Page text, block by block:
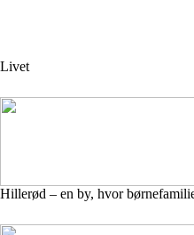
Livet
Hillerød – en by, hvor